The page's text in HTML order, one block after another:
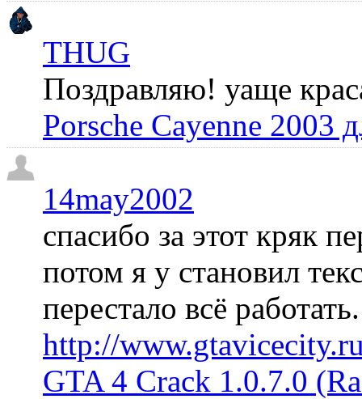
THUG
Поздравляю! уаще
Porsche Cayenne 2003
14may2002
спасибо за этот кряк
потом я у становил
перестало всё
http://
GTA 4 Crack 1.0.7.0